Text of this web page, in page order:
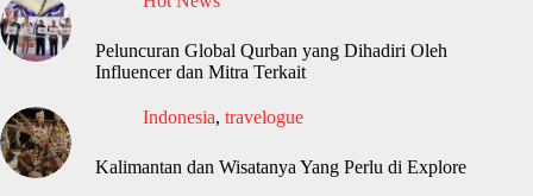
Peluncuran Global Qurban yang Dihadiri Oleh
Influencer dan Mitra Terkait
Indonesia, travelogue
Kalimantan dan Wisatanya Yang Perlu di Explore